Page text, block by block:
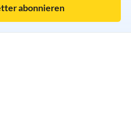
abonnieren